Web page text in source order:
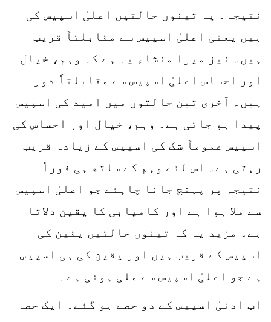
نتیجہ۔ یہ تینوں حالتیں اعلیٰ اسپیس کی
ہیں یعنی اعلیٰ اسپیس سے مقابلتاً قریب
ہیں۔ نیز میرا منشاء یہ ہے کہ وہم، خیال
اور احساس اعلیٰ اسپیس سے مقابلتاً دور
ہیں۔ آخری تین حالتوں میں امید کی اسپیس
پیدا ہو جاتی ہے۔ وہم، خیال اور احساس کی
اسپیس عموماً شک کی اسپیس کے زیادہ قریب
رہتی ہے۔ اس لئے وہم کے ساتھ ہی فوراً
نتیجہ پر پہنچ جانا چاہئے جو اعلیٰ اسپیس
سے ملا ہوا ہے اور کامیابی کا یقین دلاتا
ہے۔ مزید یہ کہ تینوں حالتیں یقین کی
اسپیس کے قریب ہیں اور یقین کی ہی اسپیس
ہے جو اعلیٰ اسپیس سے ملی ہوئی ہے۔
اب ادنیٰ اسپیس کے دو حصے ہو گئے۔ ایک حصہ